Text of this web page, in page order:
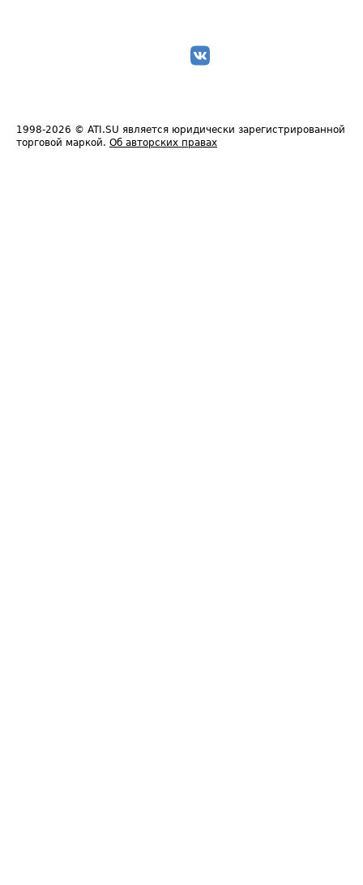
1998-2026 © ATI.SU является юридически зарегистрированной
торговой маркой. Об авторских правах